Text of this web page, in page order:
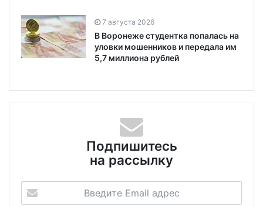
7 августа 2026
В Воронеже студентка попалась на
уловки мошенников и передала им
5,7 миллиона рублей
Подпишитесь
на рассылку